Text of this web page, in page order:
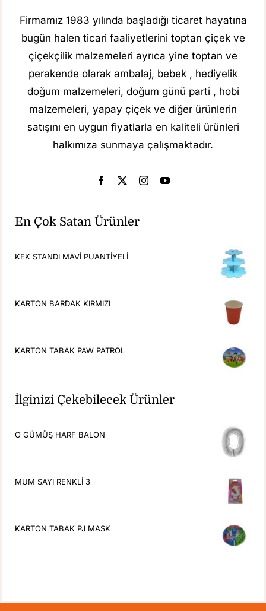
Firmamız 1983 yılında başladığı ticaret hayatına
bugün halen ticari faaliyetlerini toptan çiçek ve
çiçekçilik malzemeleri ayrıca yine toptan ve
perakende olarak ambalaj, bebek , hediyelik
doğum malzemeleri, doğum günü parti , hobi
malzemeleri, yapay çiçek ve diğer ürünlerin
satışını en uygun fiyatlarla en kaliteli ürünleri
halkımıza sunmaya çalışmaktadır.
En Çok Satan Ürünler
KEK STANDI MAVİ PUANTİYELİ
KARTON BARDAK KIRMIZI
KARTON TABAK PAW PATROL
İlginizi Çekebilecek Ürünler
O GÜMÜŞ HARF BALON
MUM SAYI RENKLİ 3
KARTON TABAK PJ MASK